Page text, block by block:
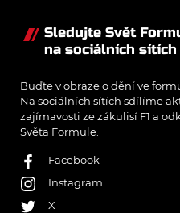
Sledujte Svět
na sociálních sítích
Buďte v obraze o dění ve
Na sociálních sítích sdílíme
zajímavosti ze zákulisí F1 a
Světa Formule.
Facebook
Instagram
X